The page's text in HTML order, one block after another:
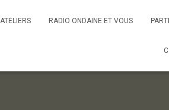
ATELIERS RADIO ONDAINE ET VOUS